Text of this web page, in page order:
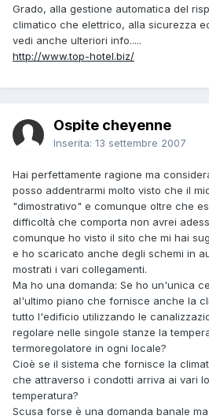
Grado, alla gestione automatica del
climatico che elettrico, alla sicurezza
vedi anche ulteriori info.....
http://www.top-hotel.biz/
Ospite cheyenne
Inserita: 13 settembre 2007
Hai perfettamente ragione ma
posso addentrarmi molto visto che il
"dimostrativo" e comunque oltre che
difficoltà che comporta non avrei
comunque ho visto il sito che mi hai
e ho scaricato anche degli schemi in
mostrati i vari collegamenti.
Ma ho una domanda: Se ho un'unica
al'ultimo piano che fornisce anche la
tutto l'edificio utilizzando le
regolare nelle singole stanze la
termoregolatore in ogni locale?
Cioè se il sistema che fornisce la
che attraverso i condotti arriva ai vari
temperatura?
Scusa forse è una domanda banale